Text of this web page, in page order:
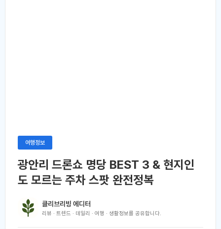
여행정보
광안리 드론쇼 명당 BEST 3 & 현지인
도 모르는 주차 스팟 완전정복
클리브리빙 에디터
리뷰 · 트렌드 · 데일리 · 여행 · 생활정보를 공유합니다.